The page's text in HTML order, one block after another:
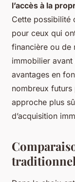
l’accès à la
Cette possibilité
pour ceux qui
financière ou de
immobilier avant
avantages en
nombreux
approche plus
d’acquisition
traditionnel